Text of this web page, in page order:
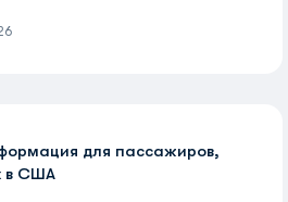
для пассажиров,
в США